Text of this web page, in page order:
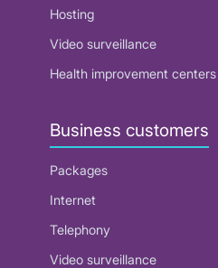
Hosting
Video surveillance
Health improvement centers
Business customers
Packages
Internet
Telephony
Video surveillance